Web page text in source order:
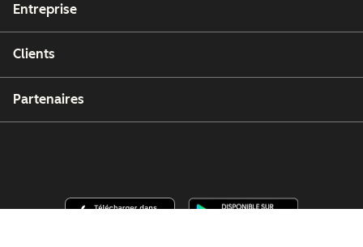
Entreprise
Clients
Partenaires